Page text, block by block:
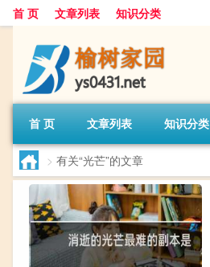
首 页 文章列表 知识分类
首 页 文章列表 知识分类
> 有关“光芒”的文章